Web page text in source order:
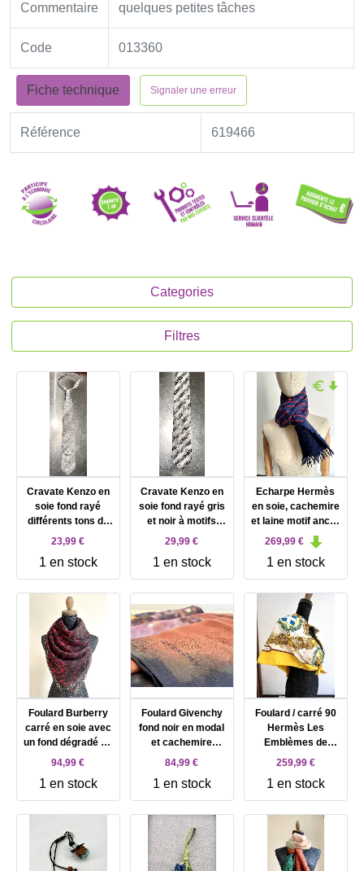
Commentaire quelques petites tâches
Code 013360
Fiche technique Signaler une erreur
Référence 619466
Categories
Filtres
Cravate Kenzo en
soie fond rayé
différents tons de
bleus, blanc et gris
23,99 €
1 en stock
Cravate Kenzo en
soie fond rayé gris
et noir à motifs
fleurs
29,99 €
1 en stock
Echarpe Hermès
en soie, cachemire
et laine motif ancre
bleu et rouge
269,99 €
1 en stock
Foulard Burberry
carré en soie avec
un fond dégradé de
rouge, orange et
94,99 €
1 en stock
Foulard Givenchy
fond noir en modal
et cachemire
motifs tête de
84,99 €
1 en stock
Foulard / carré 90
Hermès Les
Emblèmes de
l'Europe en soie
blanche
259,99 €
1 en stock